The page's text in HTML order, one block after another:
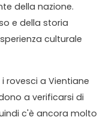
della nazione.
e della storia
culturale
rovesci a Vientiane
a verificarsi di
c'è ancora molto